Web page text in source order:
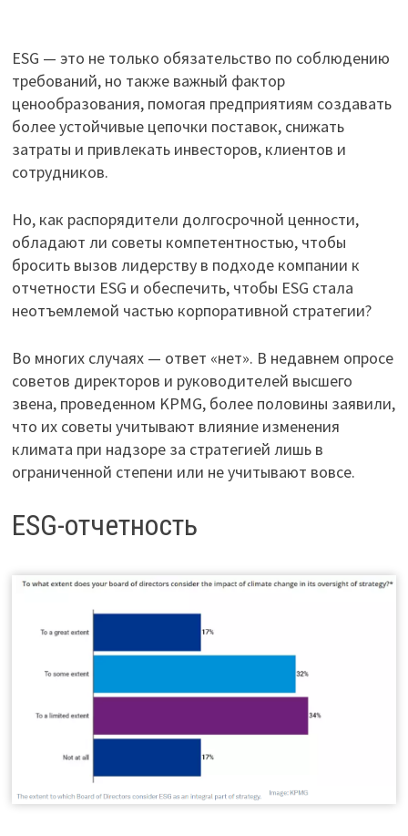
ESG — это не только обязательство по соблюдению
требований, но также важный фактор
ценообразования, помогая предприятиям создавать
более устойчивые цепочки поставок, снижать
затраты и привлекать инвесторов, клиентов и
сотрудников.
Но, как распорядители долгосрочной ценности,
обладают ли советы компетентностью, чтобы
бросить вызов лидерству в подходе компании к
отчетности ESG и обеспечить, чтобы ESG стала
неотъемлемой частью корпоративной стратегии?
Во многих случаях — ответ «нет». В недавнем опросе
советов директоров и руководителей высшего
звена, проведенном KPMG, более половины заявили,
что их советы учитывают влияние изменения
климата при надзоре за стратегией лишь в
ограниченной степени или не учитывают вовсе.
ESG-отчетность